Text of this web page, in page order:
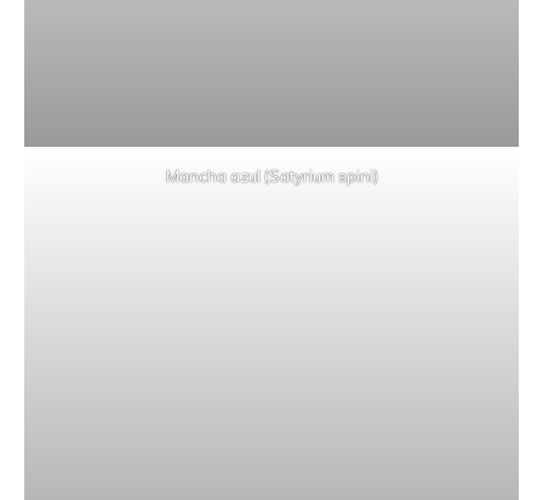
Mancha azul (Satyrium spini)